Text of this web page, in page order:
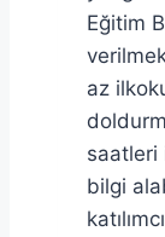
Eğitim
az
saatleri
bilgi